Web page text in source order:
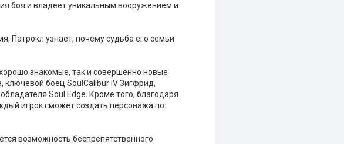
боя и владеет уникальным вооружением и
Патрокл узнает, почему судьба его семьи
знакомые, так и совершенно новые
ключевой боец SoulCalibur IV Зигфрид,
Soul Edge. Кроме того, благодаря
игрок сможет создать персонажа по
возможность беспрепятственного